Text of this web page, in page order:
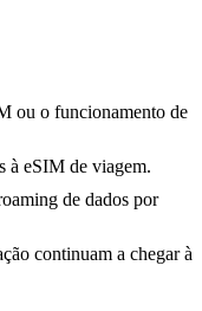
ou o funcionamento de
à eSIM de viagem.
de dados por
continuam a chegar à